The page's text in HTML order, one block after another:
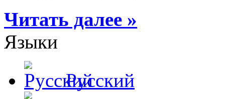
Читать далее »
Языки
Русский